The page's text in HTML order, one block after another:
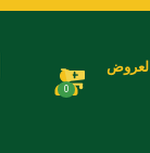
العروض
0